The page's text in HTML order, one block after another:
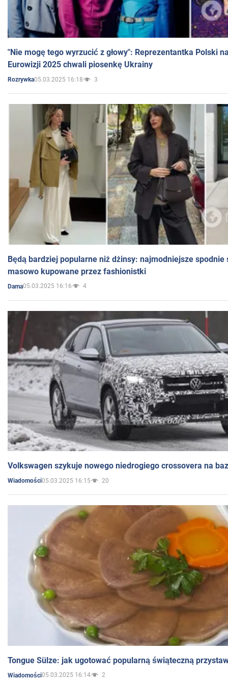
"Nie mogę tego wyrzucić z głowy": Reprezentantka Polski
Eurowizji 2025 chwali piosenkę Ukrainy
Rozrywka05.03.2025 16:18 3
Będą bardziej popularne niż dżinsy: najmodniejsze spodnie
masowo kupowane przez fashionistki
Dama05.03.2025 16:16 4
Volkswagen szykuje nowego niedrogiego crossovera na
Wiadomości05.03.2025 16:15 20
Tongue Sülze: jak ugotować popularną świąteczną
Wiadomości05.03.2025 16:14 2